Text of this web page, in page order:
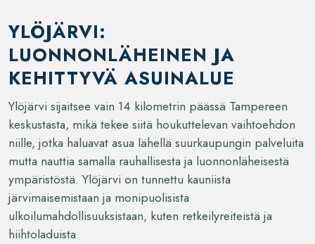
YLÖJÄRVI:
LUONNONLÄHEINEN JA
KEHITTYVÄ ASUINALUE
Ylöjärvi sijaitsee vain 14 kilometrin päässä Tampereen
keskustasta, mikä tekee siitä houkuttelevan vaihtoehdon
niille, jotka haluavat asua lähellä suurkaupungin palveluita
mutta nauttia samalla rauhallisesta ja luonnonläheisestä
ympäristöstä. Ylöjärvi on tunnettu kauniista
järvimaisemistaan ja monipuolisista
ulkoilumahdollisuuksistaan, kuten retkeilyreiteistä ja
hiihtoladuista.